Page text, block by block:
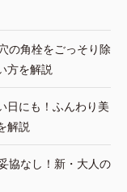
の角栓をごっそり除
方を解説
日にも！ふんわり美
解説
協なし！新・大人の